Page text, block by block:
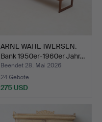
ARNE WAHL-IWERSEN.
Bank 1950er-1960er Jahr…
Beendet 28. Mai 2026
24 Gebote
275 USD